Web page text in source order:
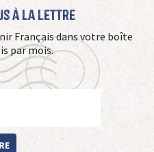
à La Lettre
Français dans votre boîte
par mois.